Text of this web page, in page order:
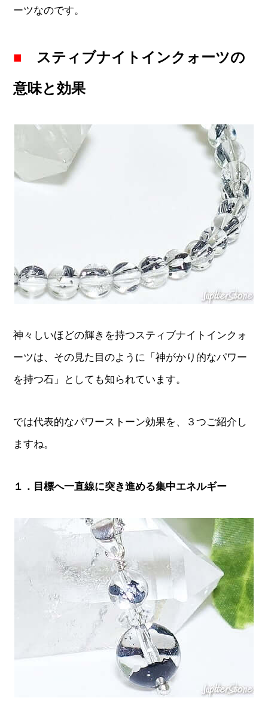
ーツなのです。
■ スティブナイトインクォーツの
意味と効果
神々しいほどの輝きを持つスティブナイトインクォ
ーツは、その見た目のように「神がかり的なパワー
を持つ石」としても知られています。
では代表的なパワーストーン効果を、３つご紹介し
ますね。
１．目標へ一直線に突き進める集中エネルギー